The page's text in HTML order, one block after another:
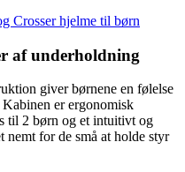
Crosser hjelme til børn
af underholdning
giver børnene en følelse
er ergonomisk
til 2 børn og et intuitivt og
nemt for de små at holde styr